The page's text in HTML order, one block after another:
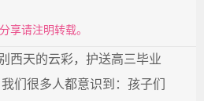
享请注明转载。
天的云彩，护送高三毕业
们很多人都意识到：孩子们